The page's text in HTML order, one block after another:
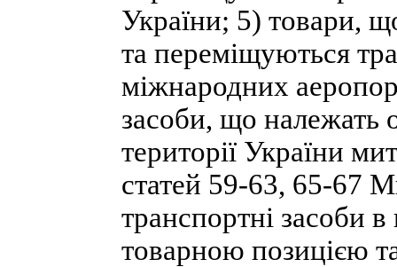
України; 5) товари,
та переміщуються
міжнародних
засоби, що належать
території України
статей 59-63, 65-67
транспортні засоби в
товарною позицією